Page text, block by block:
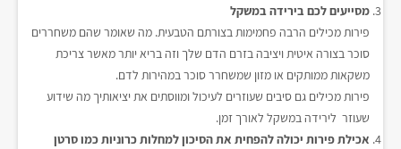
מסייעים לכם בירידה במשקל
פירות מכילים הרבה פחמימות בצורתם הטבעית. מה שאומר שהם משחררים
סוכר בצורה איטית ויציבה בזרם הדם שלך וזה בריא יותר מאשר צריכת
משקאות ממותקים או מזון שמשחרר סוכר במהירות לדם.
פירות מכילים גם סיבים שעוזרים לעיכול ומווסתים את יציאותיך מה שידוע
שעוזר לירידה במשקל לאורך זמן.
אכילת פירות יכולה להפחית את הסיכון למחלות כרוניות כמו סרטן